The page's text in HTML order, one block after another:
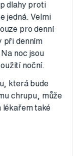
dlahy proti
jedná. Velmi
pro denní
při denním
noc jsou
noční.
která bude
chrupu, může
lékařem také